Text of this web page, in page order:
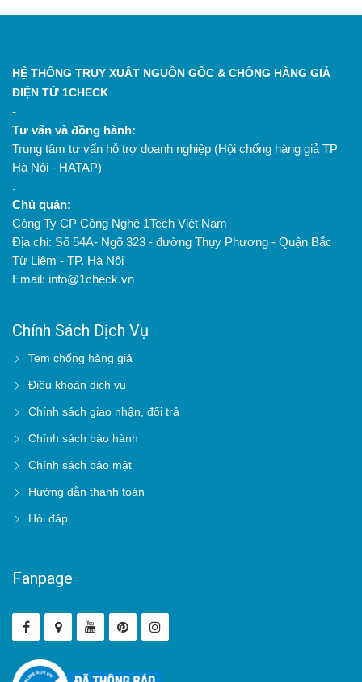
HỆ THỐNG TRUY XUẤT NGUỒN GỐC & CHỐNG HÀNG GIẢ
ĐIỆN TỬ 1CHECK
-
Tư vấn và đồng hành:
Trung tâm tư vấn hỗ trợ doanh nghiệp (Hội chống hàng giả TP
Hà Nội - HATAP)
.
Chủ quản:
Công Ty CP Công Nghệ 1Tech Việt Nam
Địa chỉ: Số 54A- Ngõ 323 - đường Thụy Phương - Quận Bắc
Từ Liêm - TP. Hà Nội
Email: info@1check.vn
Chính Sách Dịch Vụ
Tem chống hàng giả
Điều khoản dịch vụ
Chính sách giao nhận, đổi trả
Chính sách bảo hành
Chính sách bảo mật
Hướng dẫn thanh toán
Hỏi đáp
Fanpage